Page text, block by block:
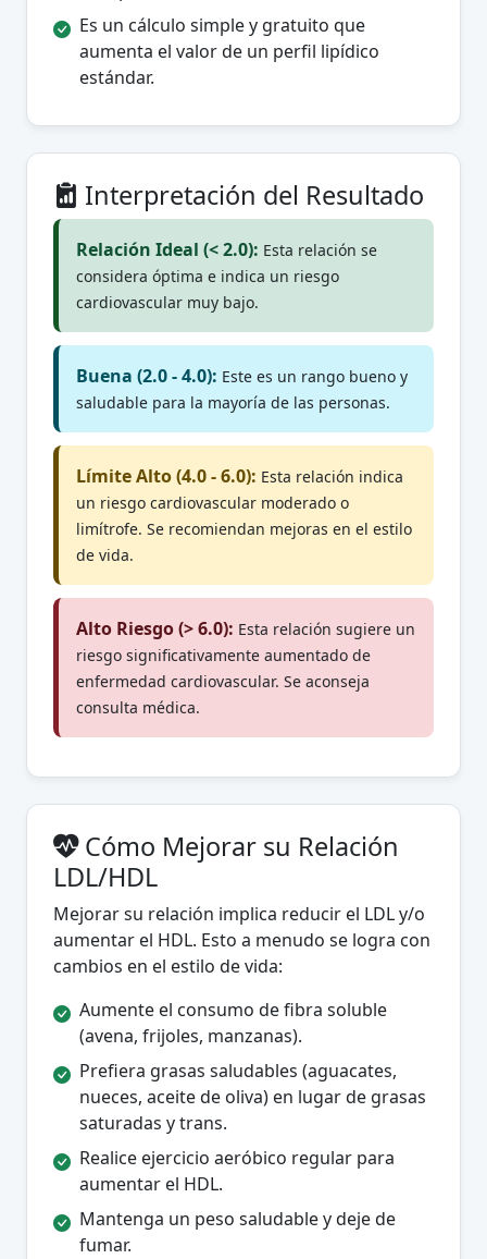
Es un cálculo simple y gratuito que
aumenta el valor de un perfil lipídico
estándar.
Interpretación del Resultado
Relación Ideal (< 2.0): Esta relación se
considera óptima e indica un riesgo
cardiovascular muy bajo.
Buena (2.0 - 4.0): Este es un rango bueno y
saludable para la mayoría de las personas.
Límite Alto (4.0 - 6.0): Esta relación indica
un riesgo cardiovascular moderado o
limítrofe. Se recomiendan mejoras en el estilo
de vida.
Alto Riesgo (> 6.0): Esta relación sugiere un
riesgo significativamente aumentado de
enfermedad cardiovascular. Se aconseja
consulta médica.
Cómo Mejorar su Relación
LDL/HDL
Mejorar su relación implica reducir el LDL y/o
aumentar el HDL. Esto a menudo se logra con
cambios en el estilo de vida:
Aumente el consumo de fibra soluble
(avena, frijoles, manzanas).
Prefiera grasas saludables (aguacates,
nueces, aceite de oliva) en lugar de grasas
saturadas y trans.
Realice ejercicio aeróbico regular para
aumentar el HDL.
Mantenga un peso saludable y deje de
fumar.